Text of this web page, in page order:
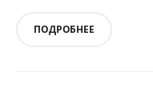
ПОДРОБНЕЕ